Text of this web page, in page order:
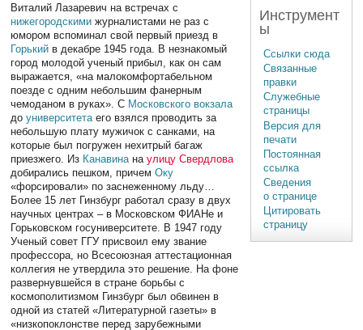
Виталий Лазаревич на встречах с
нижегородскими журналистами не раз с
юмором вспоминал свой первый приезд в
Горький в декабре 1945 года. В незнакомый
город молодой ученый прибыл, как он сам
выражается, «на малокомфортабельном
поезде с одним небольшим фанерным
чемоданом в руках». С Московского вокзала
доуниверситета его взялся проводить за
небольшую плату мужичок с санками, на
которые был погружен нехитрый багаж
приезжего. Из Канавина наулицу Свердлова
добирались пешком, причемОку
«форсировали» по заснеженному льду…
Более 15 лет Гинзбург работал сразу в двух
научных центрах – в Московском ФИАНе и
Горьковском госуниверситете. В 1947 году
Ученый совет ГГУ присвоил ему звание
профессора, но Всесоюзная аттестационная
коллегия не утвердила это решение. На фоне
развернувшейся в стране борьбы с
космополитизмом Гинзбург был обвинен в
одной из статей «Литературной газеты» в
«низкопоклонстве перед зарубежными
Инструмент
ы
Ссылки сюда
Связанные
правки
Служебные
страницы
Версия для
печати
Постоянная
ссылка
Сведения
о странице
Цитировать
страницу